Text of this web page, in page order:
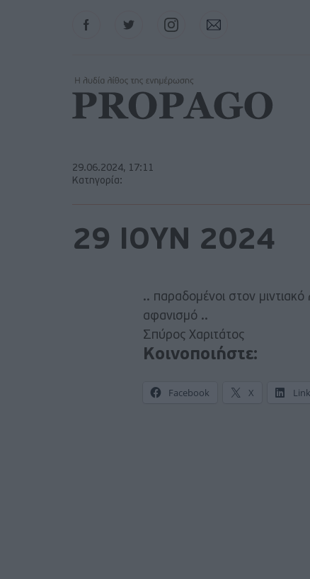
FacebookTwitter InstagramContact
29.06.2024, 17:11
Κατηγορία:
29 ΙΟΥΝ 2024
.. παραδομένοι στον
αφανισμό ..
Σπύρος Χαριτάτος
Κοινοποιήστε:
Facebook X